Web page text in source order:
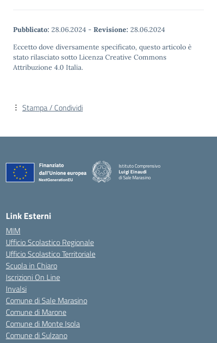
Pubblicato: 28.06.2024 - Revisione: 28.06.2024
Eccetto dove diversamente specificato, questo articolo è
stato rilasciato sotto Licenza Creative Commons
Attribuzione 4.0 Italia.
Stampa / Condividi
Istituto Comprensivo
Luigi Einaudi
di Sale Marasino
Link Esterni
MIM
Ufficio Scolastico Regionale
Ufficio Scolastico Territoriale
Scuola in Chiaro
Iscrizioni On Line
Invalsi
Comune di Sale Marasino
Comune di Marone
Comune di Monte Isola
Comune di Sulzano